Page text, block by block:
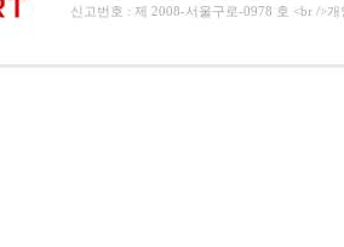
신고번호 : 제 2008-서울구로-0978 호 <br />